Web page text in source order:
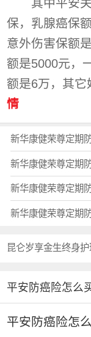
其中平安关
保，乳腺癌保
意外伤害保额
额是5000元，
额是6万，其
情
新华康健荣尊定期
新华康健荣尊定期
新华康健荣尊定期
新华康健荣尊定期
平安防癌险怎么
平安防癌险怎